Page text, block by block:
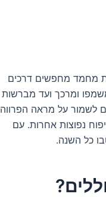
מחמד מחפשים דרכים
ומרכך ועד מברשות
לשמור על מראה הפרווה
נפוצות אחרות. עם
כל השנה.